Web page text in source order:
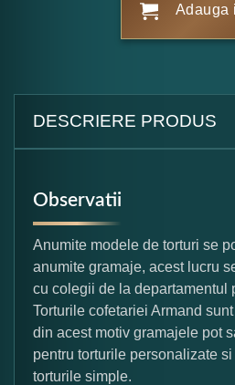
Adauga
DESCRIERE PRODUS
Observatii
Anumite modele de torturi se
anumite gramaje, acest lucru
cu colegii de la departamentul
Torturile cofetariei Armand
din acest motiv gramajele pot
pentru torturile personalizate
torturile simple.